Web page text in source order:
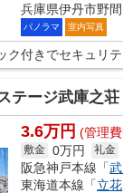
兵庫県伊丹市野
パノラマ 室内写真
ク付きでセキュリテ
テージ武庫之荘
3.6万円 (管理
敷金 0万円 礼金
阪急神戸本線「
東海道本線「立花